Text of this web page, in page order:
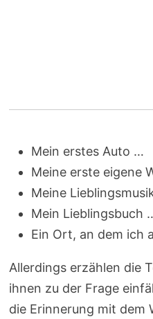
Mein erstes Auto …
Meine erste eigene
Meine
Mein Lieblingsbuch
Ein Ort, an dem ich
Allerdings erzählen die
ihnen zu der Frage
die Erinnerung mit dem